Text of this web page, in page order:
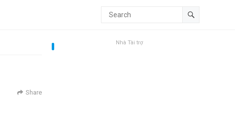
Share
Nhà Tài trợ